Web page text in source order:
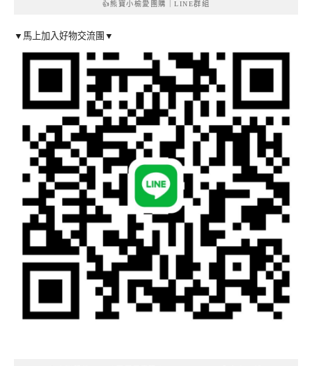
👍熊寶小榆愛團購｜LINE群組
▼馬上加入好物交流團▼